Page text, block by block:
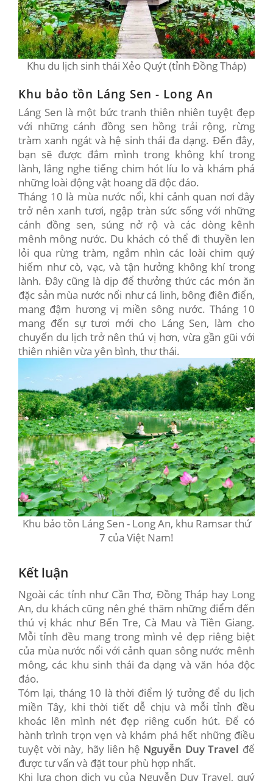
Khu du lịch sinh thái Xẻo Quýt (tỉnh Đồng Tháp)
Khu bảo tồn Láng Sen - Long An
Láng Sen là một bức tranh thiên nhiên tuyệt đẹp
với những cánh đồng sen hồng trải rộng, rừng
tràm xanh ngát và hệ sinh thái đa dạng. Đến đây,
bạn sẽ được đắm mình trong không khí trong
lành, lắng nghe tiếng chim hót líu lo và khám phá
những loài động vật hoang dã độc đáo.
Tháng 10 là mùa nước nổi, khi cảnh quan nơi đây
trở nên xanh tươi, ngập tràn sức sống với những
cánh đồng sen, súng nở rộ và các dòng kênh
mênh mông nước. Du khách có thể đi thuyền len
lỏi qua rừng tràm, ngắm nhìn các loài chim quý
hiếm như cò, vạc, và tận hưởng không khí trong
lành. Đây cũng là dịp để thưởng thức các món ăn
đặc sản mùa nước nổi như cá linh, bông điên điển,
mang đậm hương vị miền sông nước. Tháng 10
mang đến sự tươi mới cho Láng Sen, làm cho
chuyến du lịch trở nên thú vị hơn, vừa gần gũi với
thiên nhiên vừa yên bình, thư thái.
Khu bảo tồn Láng Sen - Long An, khu Ramsar thứ
7 của Việt Nam!
Kết luận
Ngoài các tỉnh như Cần Thơ, Đồng Tháp hay Long
An, du khách cũng nên ghé thăm những điểm đến
thú vị khác như Bến Tre, Cà Mau và Tiền Giang.
Mỗi tỉnh đều mang trong mình vẻ đẹp riêng biệt
của mùa nước nổi với cảnh quan sông nước mênh
mông, các khu sinh thái đa dạng và văn hóa độc
đáo.
Tóm lại, tháng 10 là thời điểm lý tưởng để du lịch
miền Tây, khi thời tiết dễ chịu và mỗi tỉnh đều
khoác lên mình nét đẹp riêng cuốn hút. Để có
hành trình trọn vẹn và khám phá hết những điều
tuyệt vời này, hãy liên hệ Nguyễn Duy Travel để
được tư vấn và đặt tour phù hợp nhất.
Khi lựa chọn dịch vụ của Nguyễn Duy Travel, quý